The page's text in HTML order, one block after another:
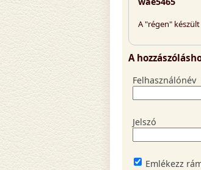
A "régen"
A
Felhasználónév
Jelszó
Emlékezz